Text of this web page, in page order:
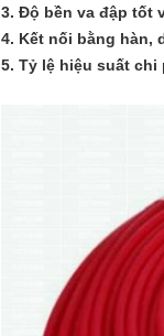
3. Độ bền va đập tốt
4. Kết nối bằng hàn,
5. Tỷ lệ hiệu suất chi